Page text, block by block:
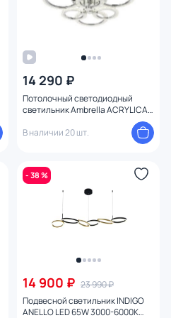
14 290 ₽
Потолочный светодиодный
светильник Ambrella ACRYLICA
В наличии 20 шт.
- 38 %
14 900 ₽ 23 990 ₽
Подвесной светильник INDIGO
ANELLO LED 65W 3000-6000K